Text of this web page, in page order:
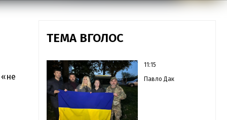
«не
ТЕМА ВГОЛОС
11:15
Павло Дак